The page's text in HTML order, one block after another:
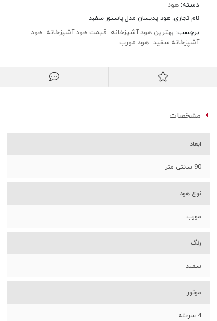
دسته: هود
نام تجاری: هود پادیسان مدل پاستور سفید
برچسب: بهترین هود آشپزخانه قیمت هود آشپزخانه هود
آشپزخانه سفید هود مورب
مشخصات
ابعاد
90 سانتی متر
نوع هود
مورب
رنگ
سفید
موتور
4 سرعته